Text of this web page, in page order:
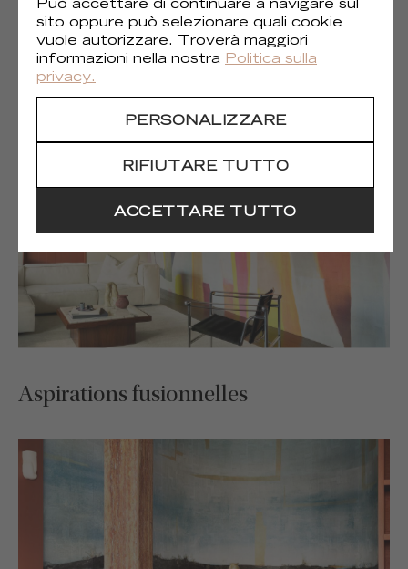
Terres lointaines
Aspirations fusionnelles
Può accettare di continuare a navigare sul
sito oppure può selezionare quali cookie
vuole autorizzare. Troverà maggiori
informazioni nella nostra Politica sulla
privacy.
PERSONALIZZARE
RIFIUTARE TUTTO
ACCETTARE TUTTO